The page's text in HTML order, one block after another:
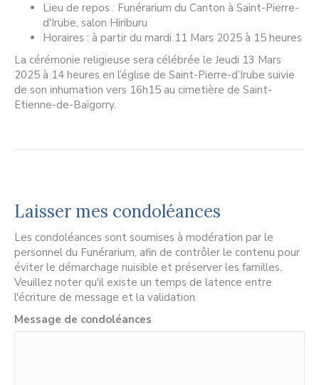
Lieu de repos : Funérarium du Canton à Saint-Pierre-
d'Irube, salon Hiriburu
Horaires : à partir du mardi 11 Mars 2025 à 15 heures
La cérémonie religieuse sera célébrée le Jeudi 13 Mars
2025 à 14 heures en l’église de Saint-Pierre-d’Irube suivie
de son inhumation vers 16h15 au cimetière de Saint-
Etienne-de-Baïgorry.
Laisser mes condoléances
Les condoléances sont soumises à modération par le
personnel du Funérarium, afin de contrôler le contenu pour
éviter le démarchage nuisible et préserver les familles.
Veuillez noter qu'il existe un temps de latence entre
l'écriture de message et la validation.
Message de condoléances